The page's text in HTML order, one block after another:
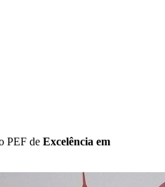
PEF de Excelência em